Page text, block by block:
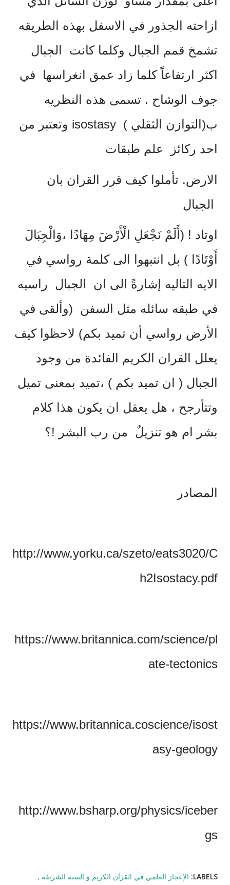
ازاحته الجذور في الاسفل بهذه الطريقه
تشمخ قمم الجبال وكلما كانت الجبال
اكثر ارتفاعاًً كلما زاد عمق انغراسها في
جوف الوشاح . تسمى هذه النظريه
ب(التوازن الثقلي ) isostasy وتعتبر من
احد ركائز علم طبقات
الارض. تأملوا كيف قرر القران بان
الجبال
اوتاد ! (أَلَمْ نَجْعَلِ الْأَرْضَ مِهَادًا ،وَالْجِبَالَ
أَوْتَادًا ) بل انتبهوا الى كلمة رواسي في
الايه التاليه إشارةً الى ان الجبال راسيه
في طبقه سائله مثل السفن (وألقى في
الأرض رواسي أن تميد بكم) لاحظوا كيف
يعلل القران الكريم الفائدة من وجود
الجبال ( ان تميد بكم ) ،تميد بمعنى تميل
وتتأرجح ، هل يعقل ان يكون هذا كلام
بشر ام هو تنزيلٌ من رب البشر !؟
المصادر
http://www.yorku.ca/szeto/eats3020/C
h2Isostacy.pdf
‏https://www.britannica.com/science/pl
ate-tectonics
‏https://www.britannica.coscience/isost
asy-geology
http://www.bsharp.org/physics/iceber
gs
LABELS: الإعجاز العلمي في القرآن الكريم و السنة الشريفة